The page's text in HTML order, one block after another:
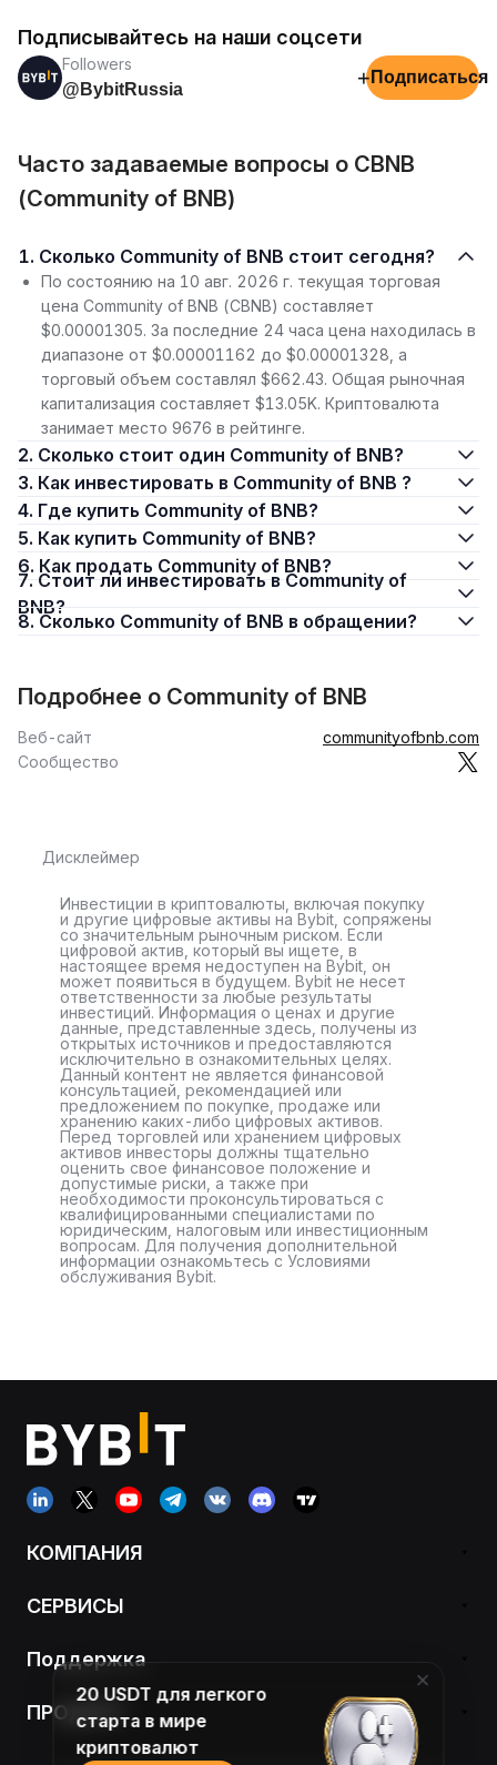
Подписывайтесь на наши соцсети
Followers
@BybitRussia
+ Подписаться
Часто задаваемые вопросы о CBNB
(Community of BNB)
1. Сколько Community of BNB стоит сегодня?
По состоянию на 10 авг. 2026 г. текущая торговая
цена Community of BNB (CBNB) составляет
$0.00001305. За последние 24 часа цена находилась в
диапазоне от $0.00001162 до $0.00001328, а
торговый объем составлял $662.43. Общая рыночная
капитализация составляет $13.05K. Криптовалюта
занимает место 9676 в рейтинге.
2. Сколько стоит один Community of BNB?
3. Как инвестировать в Community of BNB ?
4. Где купить Community of BNB?
5. Как купить Community of BNB?
6. Как продать Community of BNB?
7. Стоит ли инвестировать в Community of
BNB?
8. Сколько Community of BNB в обращении?
Подробнее о Community of BNB
Веб-сайт
communityofbnb.com
Сообщество
Дисклеймер
Инвестиции в криптовалюты, включая покупку
и другие цифровые активы на Bybit, сопряжены
со значительным рыночным риском. Если
цифровой актив, который вы ищете, в
настоящее время недоступен на Bybit, он
может появиться в будущем. Bybit не несет
ответственности за любые результаты
инвестиций. Информация о ценах и другие
данные, представленные здесь, получены из
открытых источников и предоставляются
исключительно в ознакомительных целях.
Данный контент не является финансовой
консультацией, рекомендацией или
предложением по покупке, продаже или
хранению каких-либо цифровых активов.
Перед торговлей или хранением цифровых
активов инвесторы должны тщательно
оценить свое финансовое положение и
допустимые риски, а также при
необходимости проконсультироваться с
квалифицированными специалистами по
юридическим, налоговым или инвестиционным
вопросам. Для получения дополнительной
информации ознакомьтесь с Условиями
обслуживания Bybit.
КОМПАНИЯ
СЕРВИСЫ
Поддержка
ПРОДУКТ
20 USDT для легкого
старта в мире
криптовалют